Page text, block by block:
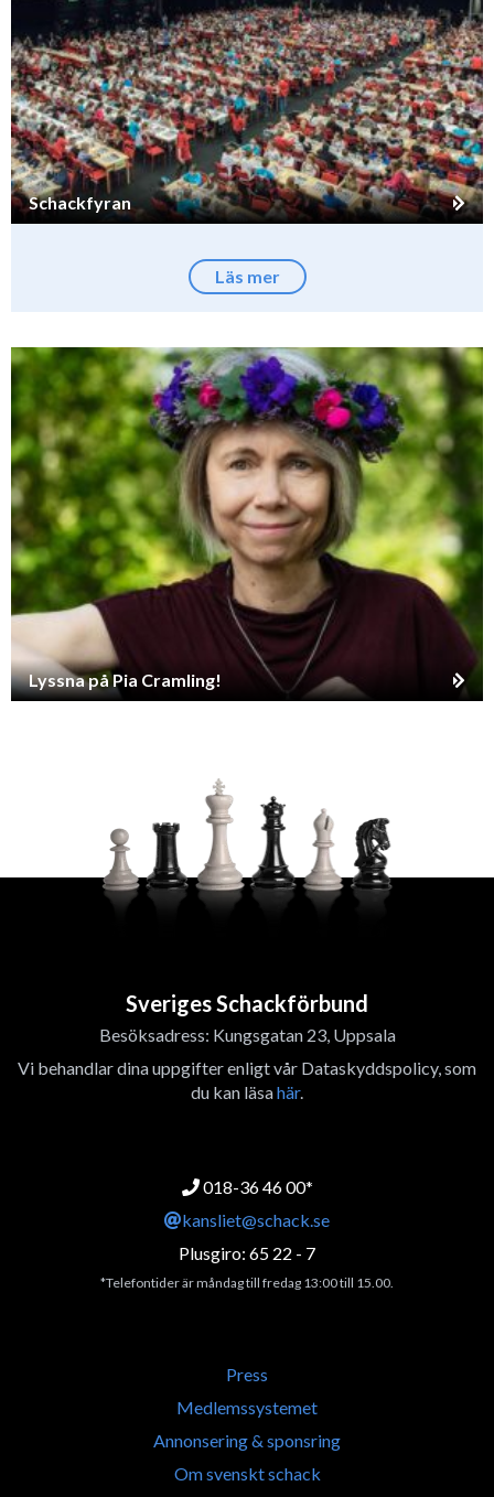
Schackfyran
Läs mer
Lyssna på Pia Cramling!
Sveriges Schackförbund
Besöksadress: Kungsgatan 23, Uppsala
Vi behandlar dina uppgifter enligt vår Dataskyddspolicy, som
du kan läsahär.
018-36 46 00*
kansliet@schack.se
Plusgiro: 65 22 - 7
*Telefontider är måndag till fredag 13:00 till 15.00.
Press
Medlemssystemet
Annonsering & sponsring
Om svenskt schack